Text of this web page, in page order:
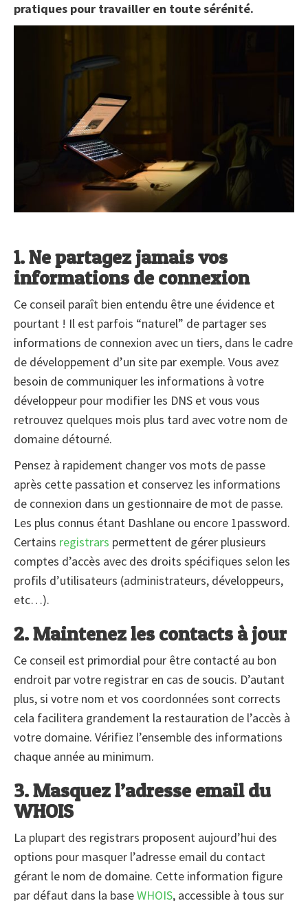
pratiques pour travailler en toute sérénité.
1. Ne partagez jamais vos
informations de connexion
Ce conseil paraît bien entendu être une évidence et
pourtant ! Il est parfois “naturel” de partager ses
informations de connexion avec un tiers, dans le cadre
de développement d’un site par exemple. Vous avez
besoin de communiquer les informations à votre
développeur pour modifier les DNS et vous vous
retrouvez quelques mois plus tard avec votre nom de
domaine détourné.
Pensez à rapidement changer vos mots de passe
après cette passation et conservez les informations
de connexion dans un gestionnaire de mot de passe.
Les plus connus étant Dashlane ou encore 1password.
Certains registrars permettent de gérer plusieurs
comptes d’accès avec des droits spécifiques selon les
profils d’utilisateurs (administrateurs, développeurs,
etc…).
2. Maintenez les contacts à jour
Ce conseil est primordial pour être contacté au bon
endroit par votre registrar en cas de soucis. D’autant
plus, si votre nom et vos coordonnées sont corrects
cela facilitera grandement la restauration de l’accès à
votre domaine. Vérifiez l’ensemble des informations
chaque année au minimum.
3. Masquez l’adresse email du
WHOIS
La plupart des registrars proposent aujourd’hui des
options pour masquer l’adresse email du contact
gérant le nom de domaine. Cette information figure
par défaut dans la baseWHOIS, accessible à tous sur